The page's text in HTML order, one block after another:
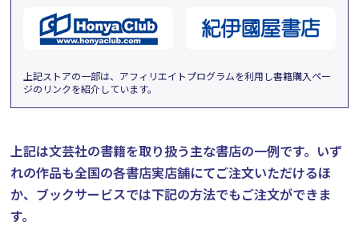
上記ストアの一部は、アフィリエイトプログラムを利用し書籍購入ペー
ジのリンクを紹介しています。
上記は文芸社の書籍を取り扱う主な書店の一例です。 いず
れの作品も全国の各書店実店舗にてご注文いただけるほ
か、ブックサービスでは下記の方法でもご注文ができま
す。